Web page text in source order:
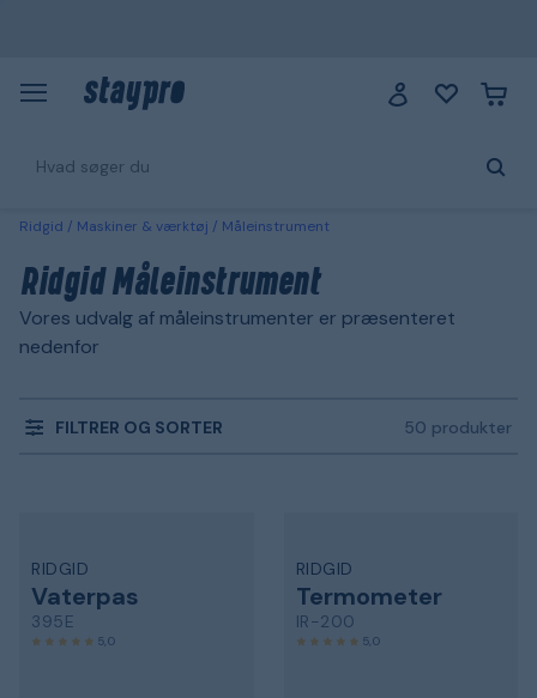
Ridgid Maskiner & værktøj Måleinstrument
Ridgid Måleinstrument
Vores udvalg af måleinstrumenter er præsenteret
nedenfor
FILTRER OG SORTER 50 produkter
RIDGID
Vaterpas
395E
5,0
RIDGID
Termometer
IR-200
5,0